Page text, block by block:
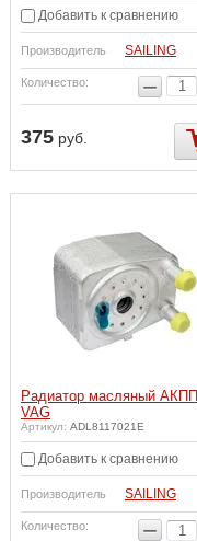
Добавить к сравнению
Производитель SAILING
Количество: −
375 руб.
Радиатор масляный АКПП
VAG
Артикул: ADL8117021E
Добавить к сравнению
Производитель SAILING
Количество: −